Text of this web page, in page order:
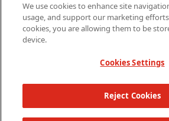
Informações legais
Aviso de
Informações Regulatórias
Marcas
| Copyright 2026 W. L. Gore &
We use cookies to enhance site
usage, and support our marketing
cookies, you are allowing them to be
device.
Cookies Settings
Reject Cookies